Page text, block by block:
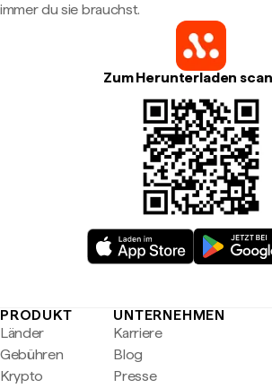
immer du sie brauchst.
Zum Herunterladen
PRODUKT
Länder
Gebühren
Krypto
UNTERNEHMEN
Karriere
Blog
Presse